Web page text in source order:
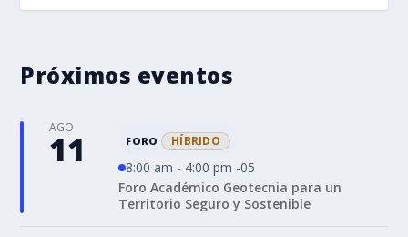
Próximos eventos
AGO
11 FORO HÍBRIDO
8:00 am - 4:00 pm -05
Foro Académico Geotecnia para un
Territorio Seguro y Sostenible